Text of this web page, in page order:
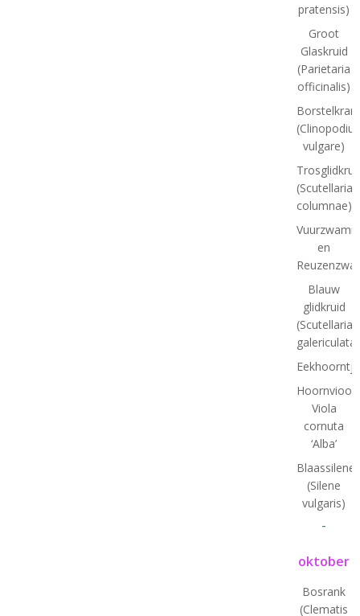
pratensis)
Groot
Glaskruid
(Parietaria
officinalis)
vulgare)
(Scutellaria
columnae)
en
Blauw
glidkruid
(Scutellaria
galericulata)
Viola
cornuta
‘Alba’
Blaassilene
(Silene
vulgaris)
-
oktober
Bosrank
(Clematis